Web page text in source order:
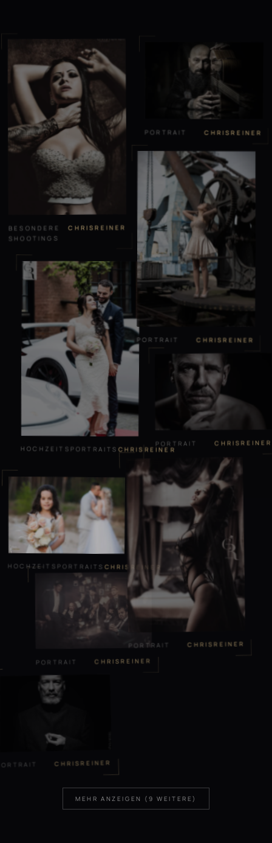
BESONDERE
SHOOTINGS
CHRISREINER
HOCHZEITSPORTRAITS CHRISREINER
HOCHZEITSPORTRAITSCHRISREINER
PORTRAIT CHRISREINER
CHRISREINER
PORTRAIT CHRISREINER
PORTRAIT
PORTRAIT CHRISREINER
PORTRAIT CHRISREINER
MEHR ANZEIGEN (9 WEITERE)